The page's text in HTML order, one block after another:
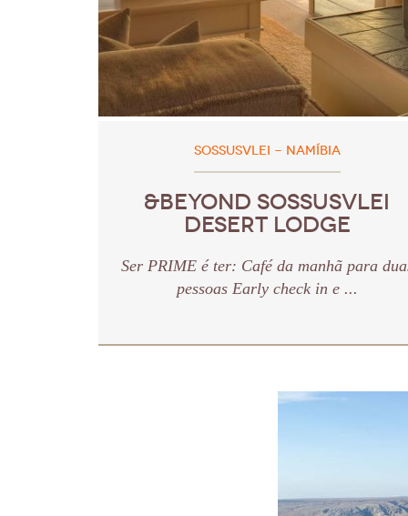
SOSSUSVLEI - NAMÍBIA
&BEYOND SOSSUSVLEI
DESERT LODGE
Ser PRIME é ter: Café da manhã para
pessoas Early check in e ...